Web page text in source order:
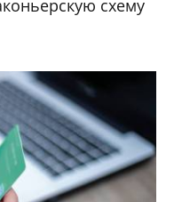
схему